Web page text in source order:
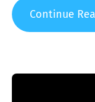
Continue